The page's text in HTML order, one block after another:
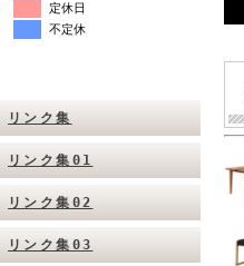
定休日
不定休
リンク集
リンク集01
リンク集02
リンク集03